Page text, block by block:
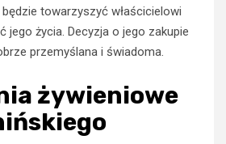
towarzyszyć właścicielowi
jego życia. Decyzja o jego zakupie
przemyślana i świadoma.
żywieniowe